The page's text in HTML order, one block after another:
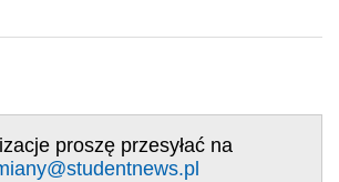
proszę przesyłać na